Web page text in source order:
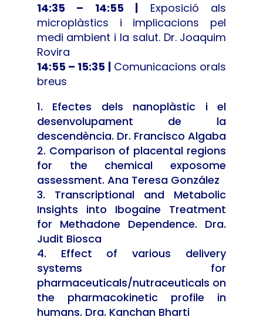
14:35 – 14:55 | Exposició als
microplàstics i implicacions pel
medi ambient i la salut. Dr. Joaquim
Rovira
14:55 – 15:35 |Comunicacions orals
breus
Efectes dels nanoplàstic i el
desenvolupament de la
descendència. Dr. Francisco Algaba
Comparison of placental regions
for the chemical exposome
assessment. Ana Teresa González
Transcriptional and Metabolic
Insights into Ibogaine Treatment
for Methadone Dependence. Dra.
Judit Biosca
Effect of various delivery
systems for
pharmaceuticals/nutraceuticals on
the pharmacokinetic profile in
humans. Dra. Kanchan Bharti